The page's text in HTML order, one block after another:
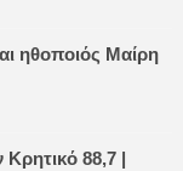
ηθοποιός Μαίρη
88,7 |